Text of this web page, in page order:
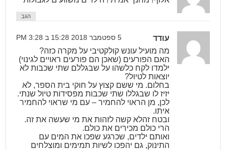
הגב
עודד 5 ספטמבר 2018 15:28 ב 3:28 PM
מה מועיל עונש קולקטיבי על מקרה כזה?
האם הפורעים (שאכן הם פורעים ראויים לגינוי)
ילמדו לקח כלשהו על שבגללם שתי שכבות לא
יוצאות לטיול?
בחלום. מי ששם קצוץ על חוקי בית הספר, לא
יזיז לו שבגללו שתי שכבות מפסידות טיול שנתי.
לכן, מן הראוי להחמיר – עם מי שראוי להחמיר
איתו.
ובטח זהלא קשה לזהות את מי שעשה את זה.
הרי כולם מכירים את כולם.
ואותם ילדים, שכרגע שפכו את המים עם
התינוק, גם יהפכו לשיות תמימים ומוצלחים